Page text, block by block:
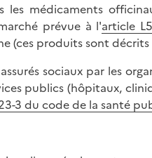
les médicaments
prévue à l'article
(ces produits sont décrits
sociaux par les
publics (hôpitaux,
3 du code de la santé